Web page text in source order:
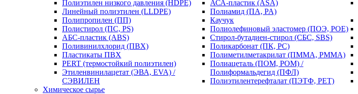
Полиэтилен низкого давления (HDPE)
Линейный полиэтилен (LLDPE)
Полипропилен (ПП)
Полистирол (ПС, PS)
АБС-пластик (ABS)
Поливинилхлорид (ПВХ)
Пластикаты ПВХ
PERT (термостойкий полиэтилен)
Этиленвинилацетат (ЭВА, EVA) /
СЭВИЛЕН
АСА-пластик (ASA)
Полиамид (ПА, PA)
Каучук
Полиолефиновый эластомер (ПОЭ, POE)
Стирол-бутадиен-стирол (СБС, SBS)
Поликарбонат (ПК, PC)
Полиметилметакрилат (ПММА, PMMA)
Полиацеталь (ПОМ, POM) /
Полиформальдегид (ПФЛ)
Полиэтилентерефталат (ПЭТФ, PET)
Химическое сырье